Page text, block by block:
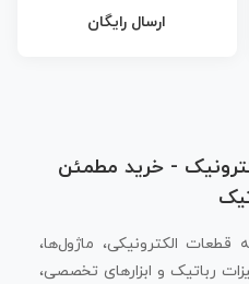
ارسال رایگان
- خرید مطمئن
قطعات الکترونیکی، ماژول‌ها،
رباتیک و ابزارهای تخصصی،